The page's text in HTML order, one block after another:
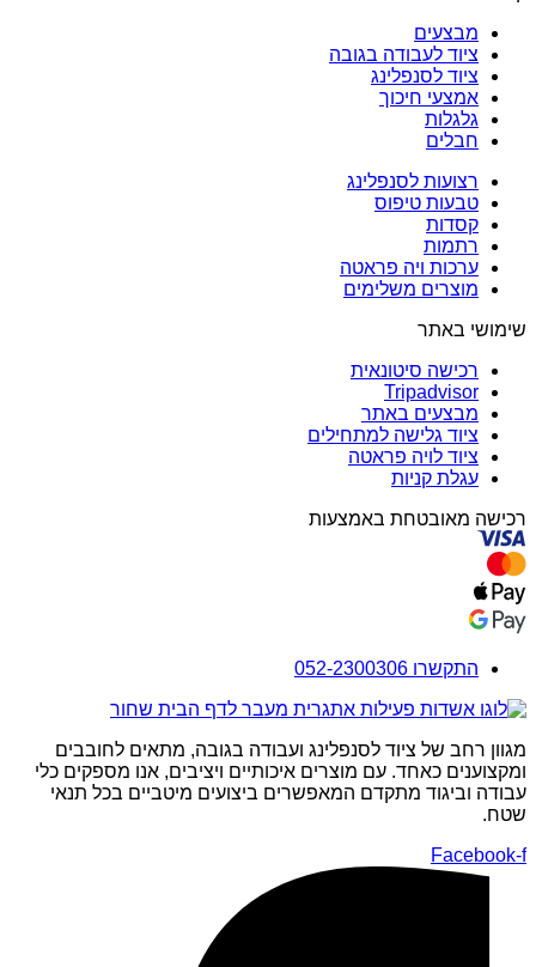
מבצעים
ציוד לעבודה בגובה
ציוד לסנפלינג
אמצעי חיכוך
גלגלות
חבלים
רצועות לסנפלינג
טבעות טיפוס
קסדות
רתמות
ערכות ויה פראטה
מוצרים משלימים
שימושי באתר
רכישה סיטונאית
Tripadvisor
מבצעים באתר
ציוד גלישה למתחילים
ציוד לויה פראטה
עגלת קניות
רכישה מאובטחת באמצעות
התקשרו 052-2300306
מגוון רחב של ציוד לסנפלינג ועבודה בגובה, מתאים לחובבים
ומקצוענים כאחד. עם מוצרים איכותיים ויציבים, אנו מספקים כלי
עבודה וביגוד מתקדם המאפשרים ביצועים מיטביים בכל תנאי
שטח.
Facebook-f